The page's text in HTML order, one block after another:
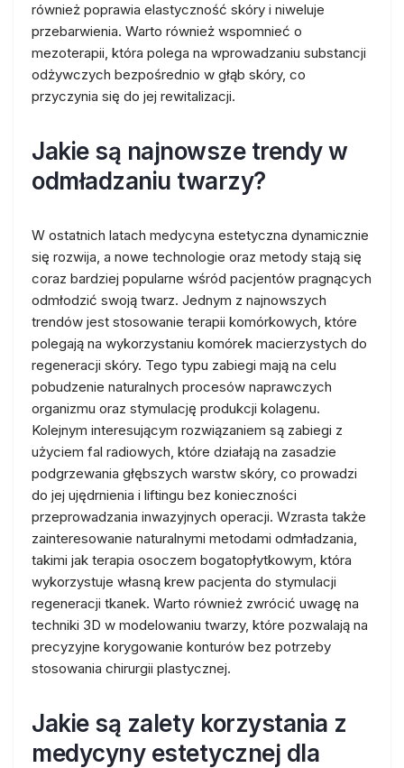
również poprawia elastyczność skóry i niweluje
przebarwienia. Warto również wspomnieć o
mezoterapii, która polega na wprowadzaniu substancji
odżywczych bezpośrednio w głąb skóry, co
przyczynia się do jej rewitalizacji.
Jakie są najnowsze trendy w
odmładzaniu twarzy?
W ostatnich latach medycyna estetyczna dynamicznie
się rozwija, a nowe technologie oraz metody stają się
coraz bardziej popularne wśród pacjentów pragnących
odmłodzić swoją twarz. Jednym z najnowszych
trendów jest stosowanie terapii komórkowych, które
polegają na wykorzystaniu komórek macierzystych do
regeneracji skóry. Tego typu zabiegi mają na celu
pobudzenie naturalnych procesów naprawczych
organizmu oraz stymulację produkcji kolagenu.
Kolejnym interesującym rozwiązaniem są zabiegi z
użyciem fal radiowych, które działają na zasadzie
podgrzewania głębszych warstw skóry, co prowadzi
do jej ujędrnienia i liftingu bez konieczności
przeprowadzania inwazyjnych operacji. Wzrasta także
zainteresowanie naturalnymi metodami odmładzania,
takimi jak terapia osoczem bogatopłytkowym, która
wykorzystuje własną krew pacjenta do stymulacji
regeneracji tkanek. Warto również zwrócić uwagę na
techniki 3D w modelowaniu twarzy, które pozwalają na
precyzyjne korygowanie konturów bez potrzeby
stosowania chirurgii plastycznej.
Jakie są zalety korzystania z
medycyny estetycznej dla